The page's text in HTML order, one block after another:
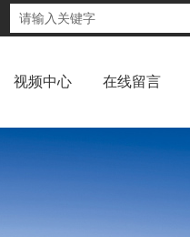
视频中心 在线留言